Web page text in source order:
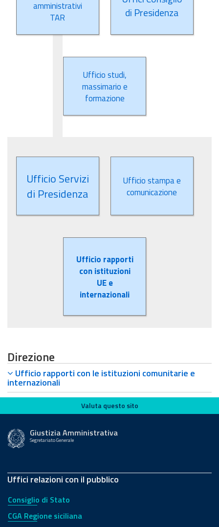
Ufficio Servizi
di Presidenza
Ufficio stampa e
comunicazione
Ufficio rapporti
con istituzioni
UE e
internazionali
amministrativi
TAR
di Presidenza
Ufficio studi,
massimario e
formazione
Direzione
Ufficio rapporti con le istituzioni comunitarie e
internazionali
Valuta questo sito
Valuta questo sito
Giustizia Amministrativa
Segretariato Generale
Uffici relazioni con il pubblico
Consiglio di Stato
CGA Regione siciliana